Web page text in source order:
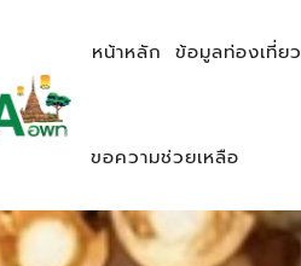
หน้าหลัก ข้อมูลท่องเที่ยว
ขอความช่วยเหลือ